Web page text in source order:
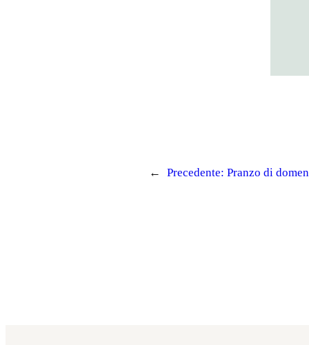
← Precedente: Pranzo di